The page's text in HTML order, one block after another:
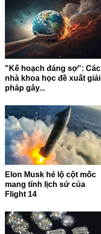
"Kế hoạch đáng sợ": Các
nhà khoa học đề xuất giải
pháp gây...
Elon Musk hé lộ cột mốc
mang tính lịch sử của
Flight 14